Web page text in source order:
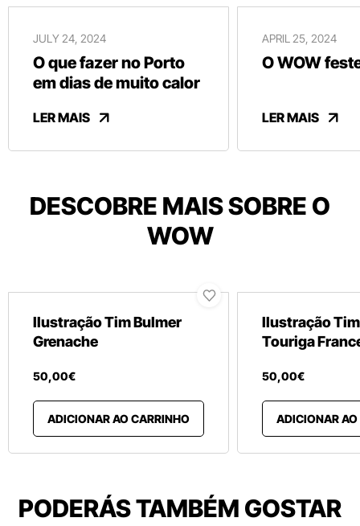
JULY 24, 2024
O que fazer no Porto
em dias de muito calor
LER MAIS
APRIL 25, 2024
O WOW
LER MAIS
DESCOBRE MAIS SOBRE O
WOW
Ilustração Tim Bulmer
Grenache
50,00€
ADICIONAR AO CARRINHO
Ilustração
Touriga
50,00€
ADICIONAR
PODERÁS TAMBÉM GOSTAR